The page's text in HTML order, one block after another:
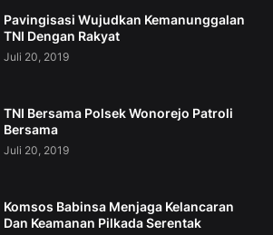
Pavingisasi Wujudkan Kemanunggalan
TNI Dengan Rakyat
Juli 20, 2019
TNI Bersama Polsek Wonorejo Patroli
Bersama
Juli 20, 2019
Komsos Babinsa Menjaga Kelancaran
Dan Keamanan Pilkada Serentak